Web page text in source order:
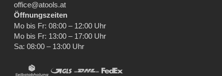
office@atools.at
Öffnungszeiten
Mo bis Fr: 08:00 – 12:00 Uhr
Mo bis Fr: 13:00 – 17:00 Uhr
Sa: 08:00 – 13:00 Uhr